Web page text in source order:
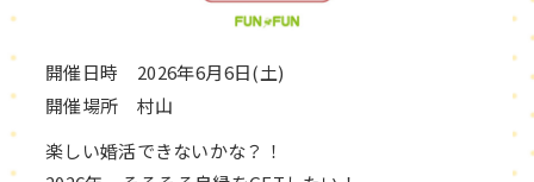
開催日時 2026年6月6日(土)
開催場所 村山
楽しい婚活できないかな？！